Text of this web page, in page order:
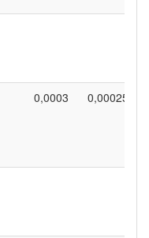
0,0003 0,00025